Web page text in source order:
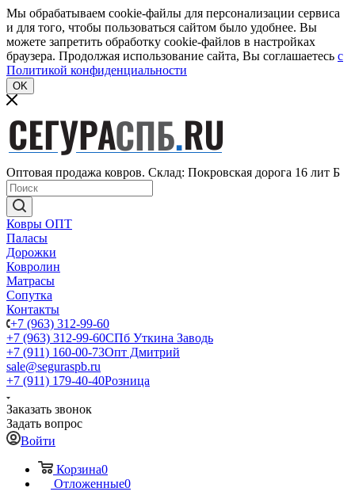
Мы обрабатываем cookie-файлы для персонализации сервиса
и для того, чтобы пользоваться сайтом было удобнее. Вы
можете запретить обработку cookie-файлов в настройках
браузера. Продолжая использование сайта, Вы соглашаетесь c
Политикой конфиденциальности
OK
Оптовая продажа ковров. Склад: Покровская дорога 16 лит Б
Ковры ОПТ
Паласы
Дорожки
Ковролин
Матрасы
Сопутка
Контакты
+7 (963) 312-99-60
+7 (963) 312-99-60СПб Уткина Заводь
+7 (911) 160-00-73Опт Дмитрий
sale@seguraspb.ru
+7 (911) 179-40-40Розница
Заказать звонок
Задать вопрос
Войти
Корзина0
Отложенные0